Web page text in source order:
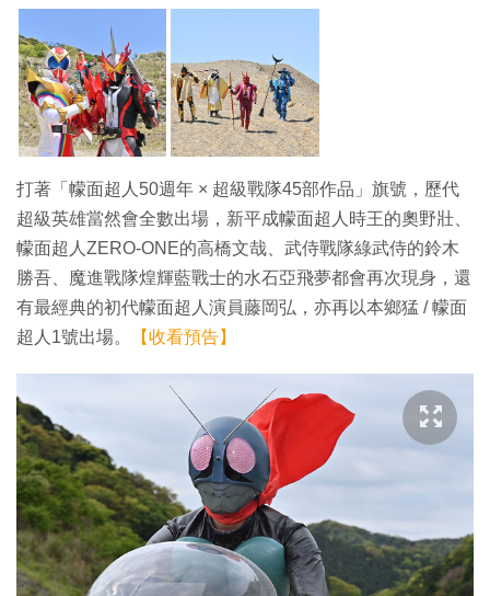
打著「幪面超人50週年 × 超級戰隊45部作品」旗號，歷代
超級英雄當然會全數出場，新平成幪面超人時王的奧野壯、
幪面超人ZERO-ONE的高橋文哉、武侍戰隊綠武侍的鈴木
勝吾、魔進戰隊煌輝藍戰士的水石亞飛夢都會再次現身，還
有最經典的初代幪面超人演員藤岡弘，亦再以本鄉猛 / 幪面
超人1號出場。
【收看預告】